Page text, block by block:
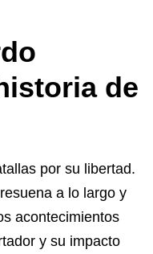
de
por su libertad.
a lo largo y
acontecimientos
y su impacto